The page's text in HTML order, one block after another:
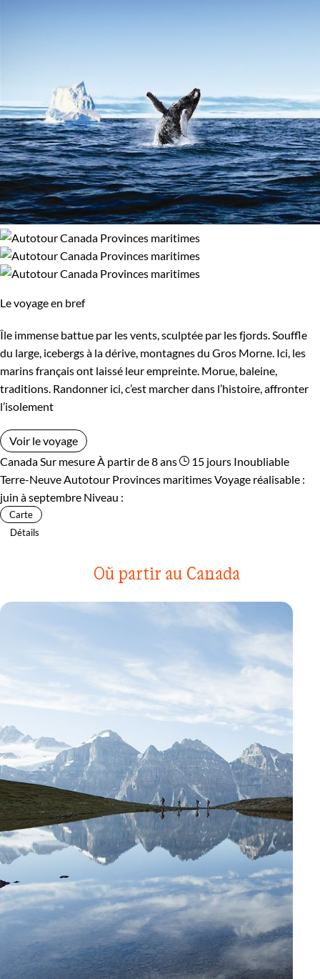
Le voyage en bref
Île immense battue par les vents, sculptée par les fjords. Souffle
du large, icebergs à la dérive, montagnes du Gros Morne. Ici, les
marins français ont laissé leur empreinte. Morue, baleine,
traditions. Randonner ici, c’est marcher dans l’histoire, affronter
l’isolement
Voir le voyage
Canada Sur mesure À partir de 8 ans 15 jours Inoubliable
Terre-Neuve Autotour Provinces maritimesVoyage réalisable :
juin à septembre Niveau :
Carte
Détails
Où partir au Canada